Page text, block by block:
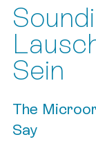
Sein
The
Say